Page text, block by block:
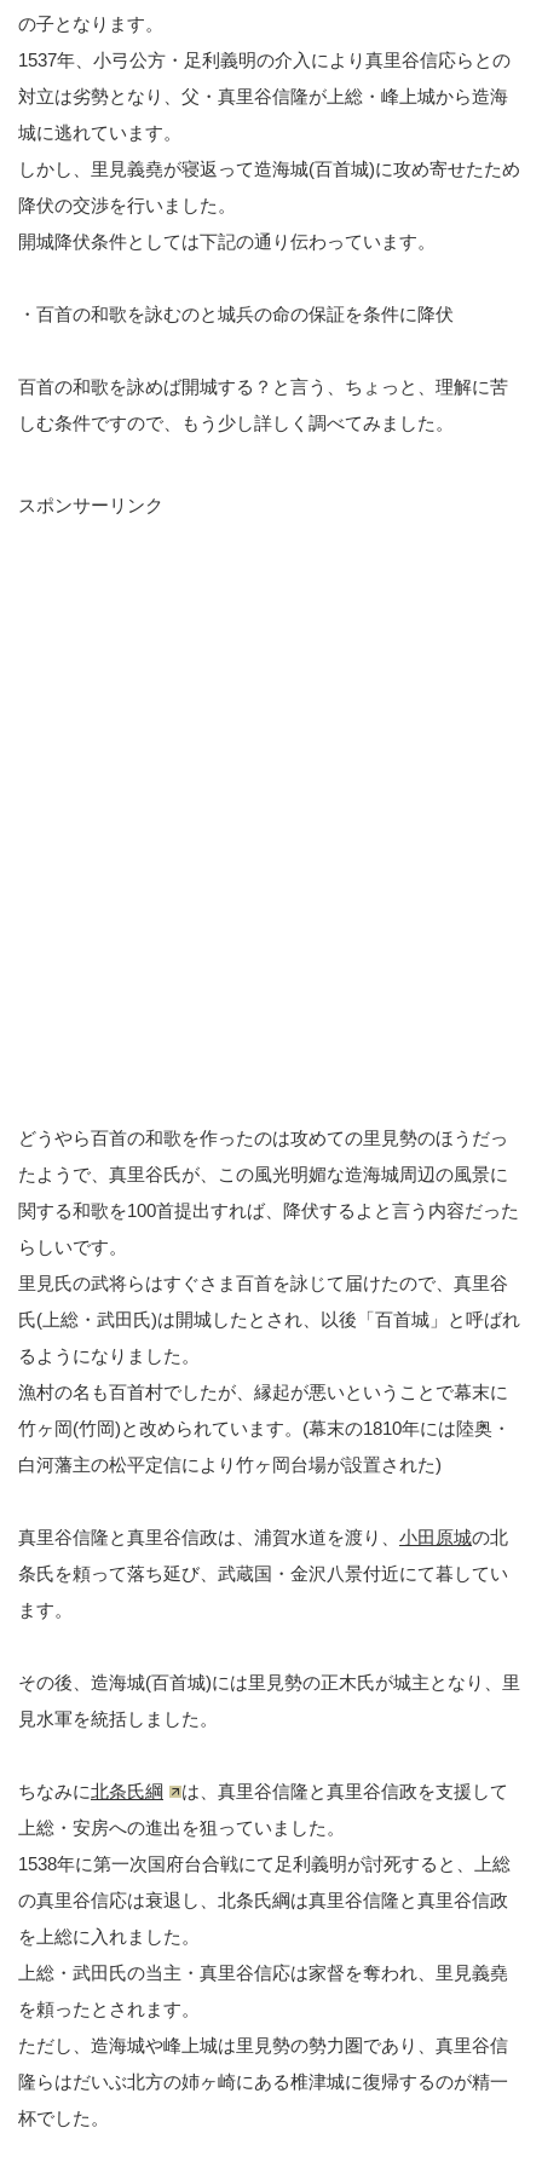
の子となります。
1537年、小弓公方・足利義明の介入により真里谷信応らとの
対立は劣勢となり、父・真里谷信隆が上総・峰上城から造海
城に逃れています。
しかし、里見義堯が寝返って造海城(百首城)に攻め寄せたため
降伏の交渉を行いました。
開城降伏条件としては下記の通り伝わっています。
・百首の和歌を詠むのと城兵の命の保証を条件に降伏
百首の和歌を詠めば開城する？と言う、ちょっと、理解に苦
しむ条件ですので、もう少し詳しく調べてみました。
スポンサーリンク
どうやら百首の和歌を作ったのは攻めての里見勢のほうだっ
たようで、真里谷氏が、この風光明媚な造海城周辺の風景に
関する和歌を100首提出すれば、降伏するよと言う内容だった
らしいです。
里見氏の武将らはすぐさま百首を詠じて届けたので、真里谷
氏(上総・武田氏)は開城したとされ、以後「百首城」と呼ばれ
るようになりました。
漁村の名も百首村でしたが、縁起が悪いということで幕末に
竹ヶ岡(竹岡)と改められています。(幕末の1810年には陸奥・
白河藩主の松平定信により竹ヶ岡台場が設置された)
真里谷信隆と真里谷信政は、浦賀水道を渡り、 小田原城の北
条氏を頼って落ち延び、武蔵国・金沢八景付近にて暮してい
ます。
その後、造海城(百首城)には里見勢の正木氏が城主となり、里
見水軍を統括しました。
ちなみに北条氏綱
は、真里谷信隆と真里谷信政を支援して
上総・安房への進出を狙っていました。
1538年に第一次国府台合戦にて足利義明が討死すると、上総
の真里谷信応は衰退し、北条氏綱は真里谷信隆と真里谷信政
を上総に入れました。
上総・武田氏の当主・真里谷信応は家督を奪われ、里見義堯
を頼ったとされます。
ただし、造海城や峰上城は里見勢の勢力圏であり、真里谷信
隆らはだいぶ北方の姉ヶ崎にある椎津城に復帰するのが精一
杯でした。